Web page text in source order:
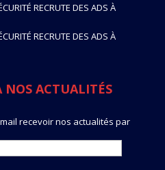
RECRUTE DES ADS À
RECRUTE DES ADS À
ACTUALITÉS
recevoir nos actualités par